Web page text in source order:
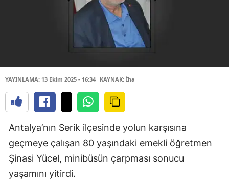
YAYINLAMA: 13 Ekim 2025 - 16:34 KAYNAK: İha
Antalya’nın Serik ilçesinde yolun karşısına
geçmeye çalışan 80 yaşındaki emekli öğretmen
Şinasi Yücel, minibüsün çarpması sonucu
yaşamını yitirdi.